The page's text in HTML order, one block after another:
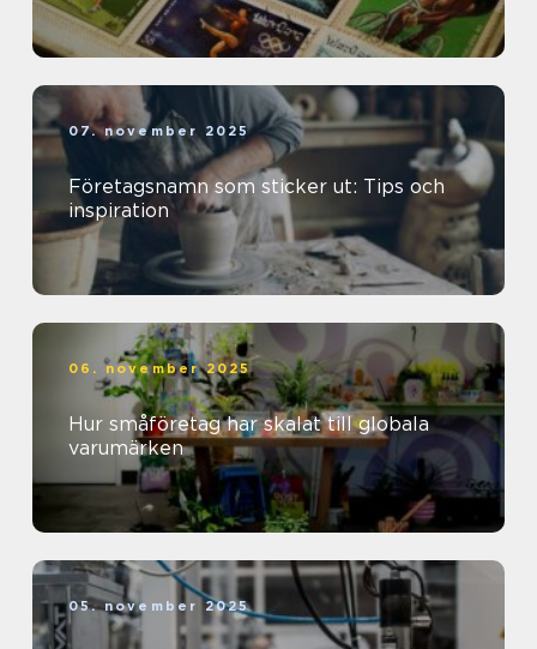
07. november 2025
Företagsnamn som sticker ut: Tips och
inspiration
06. november 2025
Hur småföretag har skalat till globala
varumärken
05. november 2025